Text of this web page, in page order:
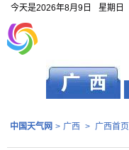
今天是2026年8月9日 星期日
中国天气网 > 广西 > 广西首页